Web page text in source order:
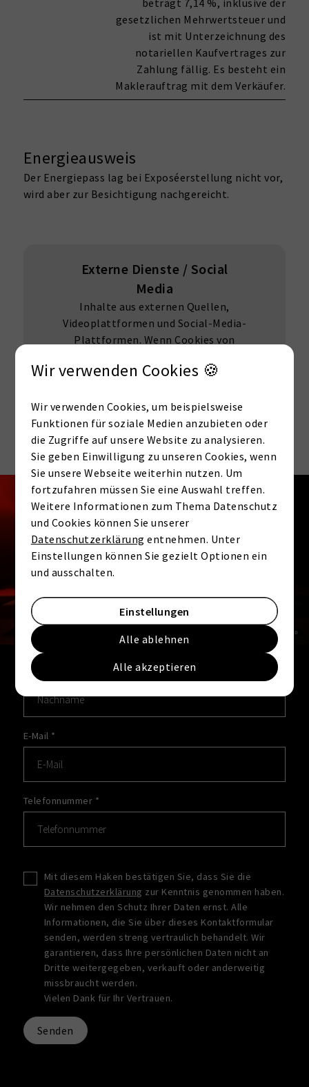
gesetzlichen Mehrwertsteuer und
ist mit Unterzeichnung des
notariellen Kaufvertrages zur
Zahlung fällig. Es besteht ein
Maklerauftrag mit dem Verkäufer.
Energieausweis
Der Energiepass lag bei Exposéerstellung nicht vor,
wird aber zur Besichtigung nachgereicht.
Externe Dienste / Social
Media
Inhalte aus externen Quellen,
Videoplattformen und Social-Media-
Plattformen. Wenn Cookies von
bedarf der Zugriff auf diese Inhalte
Ich stimme zu
EXPOSÉ ANFRAGEN
Jetzt vollständiges Exposé
für das Objekt 26MKBKS57
anfordern!
Vorname
Nachname
E-Mail *
Telefonnummer *
Mit diesem Haken bestätigen Sie, dass Sie die
Datenschutzerklärung zur Kenntnis genommen haben.
Wir nehmen den Schutz Ihrer Daten ernst. Alle
Informationen, die Sie über dieses Kontaktformular
senden, werden streng vertraulich behandelt. Wir
garantieren, dass Ihre persönlichen Daten nicht an
Dritte weitergegeben, verkauft oder anderweitig
missbraucht werden.
Vielen Dank für Ihr Vertrauen.
Senden
Wir verwenden Cookies 🍪
Wir verwenden Cookies, um beispielsweise
Funktionen für soziale Medien anzubieten oder
die Zugriffe auf unsere Website zu analysieren.
Sie geben Einwilligung zu unseren Cookies, wenn
Sie unsere Webseite weiterhin nutzen. Um
fortzufahren müssen Sie eine Auswahl treffen.
Weitere Informationen zum Thema Datenschutz
und Cookies können Sie unserer
Datenschutzerklärung entnehmen. Unter
Einstellungen können Sie gezielt Optionen ein
und ausschalten.
Einstellungen
Alle ablehnen
Alle akzeptieren